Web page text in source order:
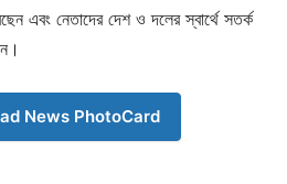
এবং নেতাদের দেশ ও দলের স্বার্থে সতর্ক
News PhotoCard